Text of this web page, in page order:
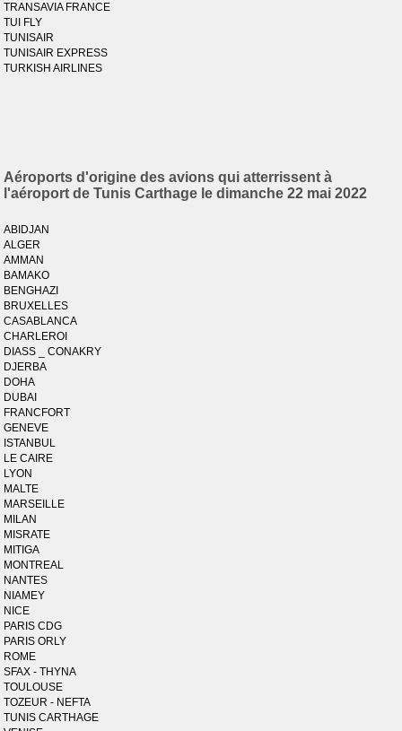
TRANSAVIA FRANCE
TUI FLY
TUNISAIR
TUNISAIR EXPRESS
TURKISH AIRLINES
Aéroports d'origine des avions qui atterrissent à
l'aéroport de Tunis Carthage le dimanche 22 mai 2022
ABIDJAN
ALGER
AMMAN
BAMAKO
BENGHAZI
BRUXELLES
CASABLANCA
CHARLEROI
DIASS _ CONAKRY
DJERBA
DOHA
DUBAI
FRANCFORT
GENEVE
ISTANBUL
LE CAIRE
LYON
MALTE
MARSEILLE
MILAN
MISRATE
MITIGA
MONTREAL
NANTES
NIAMEY
NICE
PARIS CDG
PARIS ORLY
ROME
SFAX - THYNA
TOULOUSE
TOZEUR - NEFTA
TUNIS CARTHAGE